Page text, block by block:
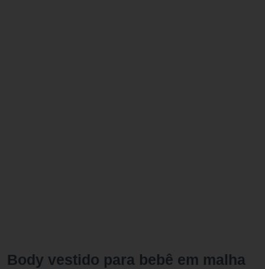
Body vestido para bebê em malha